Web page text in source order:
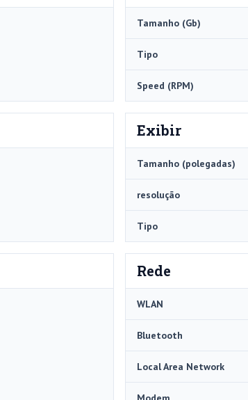
Tamanho (Gb)
Tipo
Speed ​​(RPM)
Exibir
Tamanho (polegadas)
resolução
Tipo
Rede
WLAN
Bluetooth
Local Area Network